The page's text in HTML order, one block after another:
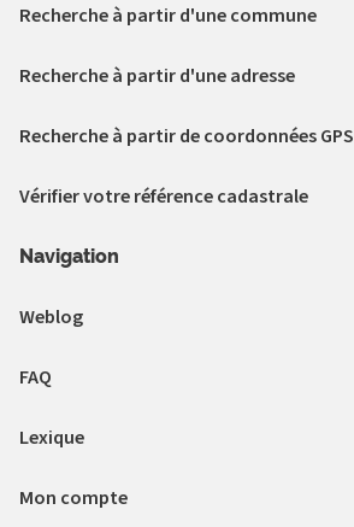
Recherche à partir d'une commune
Recherche à partir d'une adresse
Recherche à partir de coordonnées GPS
Vérifier votre référence cadastrale
Navigation
Weblog
FAQ
Lexique
Mon compte